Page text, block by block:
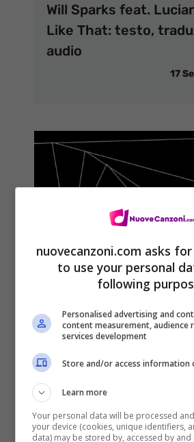
Will Sparks feat.
Like That: testo,
audio
17
Cristian Marchi &
Calm & Twerk On è il
nuovecanzoni.com asks
to use your personal
following
Personalised advertising and
content measurement, audience
services development
Store and/or access information
Learn more
Your personal data will be processed
your device (cookies, unique identifiers,
data) may be stored by, accessed by